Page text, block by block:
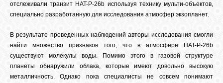
отслеживали транзит HAT-P-26b используя технику мульти-объектов,
специально разработанную для исследования атмосфер экзопланет.
В результате проведенных наблюдений авторы исследования смогли
найти множество признаков того, что в атмосфере HAT-P-26b
существуют молекулы воды. Помимо этого в газовой структуре
планеты обнаружили облака, которые имеют довольно высокую
металличность. Однако пока специалисты не совсем понимают